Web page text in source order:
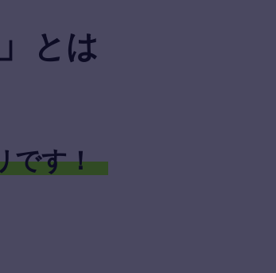
とは
です！